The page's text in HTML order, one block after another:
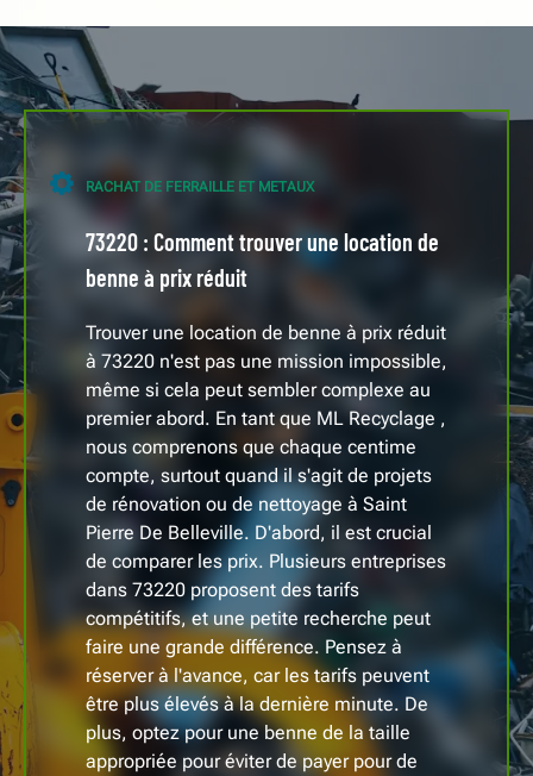
RACHAT DE FERRAILLE ET METAUX
73220 : Comment trouver une location de
benne à prix réduit
Trouver une location de benne à prix réduit
à 73220 n'est pas une mission impossible,
même si cela peut sembler complexe au
premier abord. En tant que ML Recyclage ,
nous comprenons que chaque centime
compte, surtout quand il s'agit de projets
de rénovation ou de nettoyage à Saint
Pierre De Belleville. D'abord, il est crucial
de comparer les prix. Plusieurs entreprises
dans 73220 proposent des tarifs
compétitifs, et une petite recherche peut
faire une grande différence. Pensez à
réserver à l'avance, car les tarifs peuvent
être plus élevés à la dernière minute. De
plus, optez pour une benne de la taille
appropriée pour éviter de payer pour de